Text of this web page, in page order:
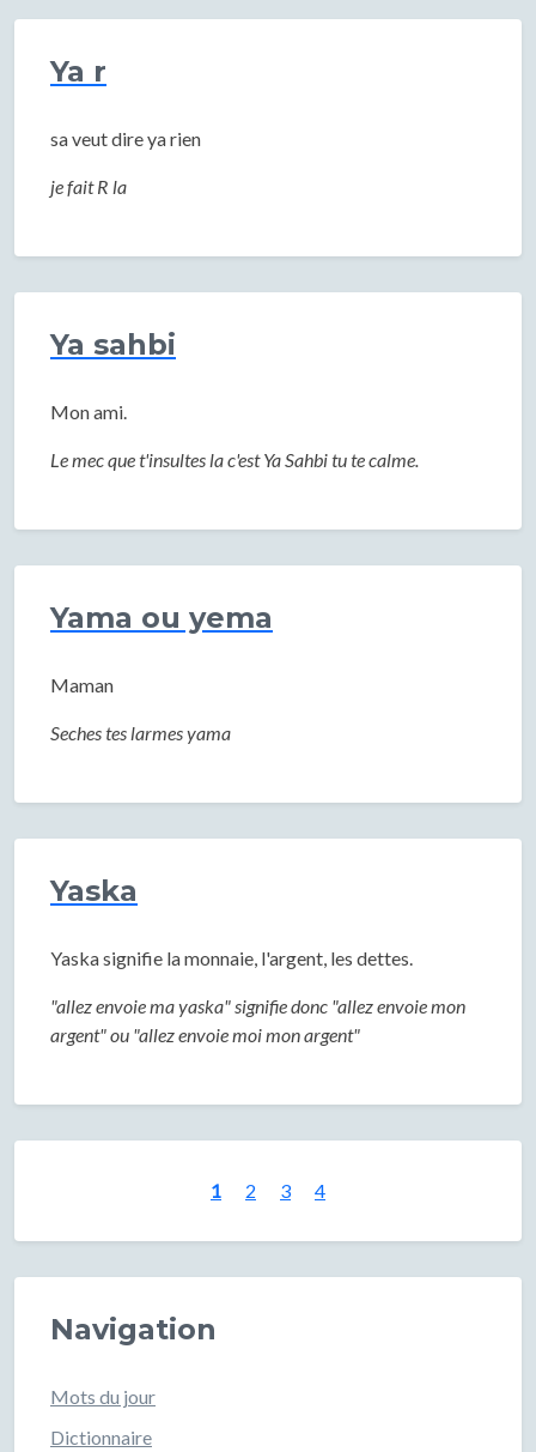
Ya r
sa veut dire ya rien
je fait R la
Ya sahbi
Mon ami.
Le mec que t'insultes la c'est Ya Sahbi tu te calme.
Yama ou yema
Maman
Seches tes larmes yama
Yaska
Yaska signifie la monnaie, l'argent, les dettes.
"allez envoie ma yaska" signifie donc "allez envoie mon
argent" ou "allez envoie moi mon argent"
1 2 3 4
Navigation
Mots du jour
Dictionnaire